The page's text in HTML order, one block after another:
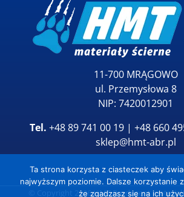
11-700 MRĄGOWO
ul. Przemysłowa 8
NIP: 7420012901
Tel. +48 89 741 00 19 | +48 660
sklep@hmt-abr.pl
2026HMT Producent
Ta strona korzysta z ciasteczek aby
najwyższym poziomie. Dalsze korzystanie
że zgadzasz się na ich